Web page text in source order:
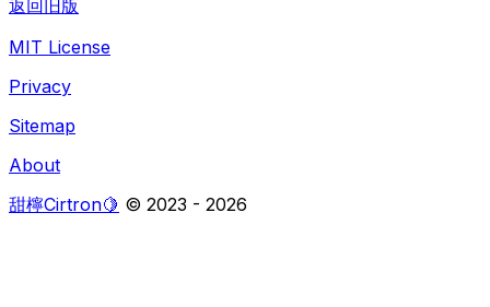
返回旧版
MIT License
Privacy
Sitemap
About
甜檸Cirtron🍋 © 2023 - 2026